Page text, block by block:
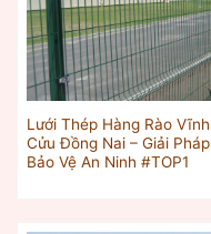
Lưới Thép Hàng Rào Vĩnh
Cửu Đồng Nai – Giải Pháp
Bảo Vệ An Ninh #TOP1